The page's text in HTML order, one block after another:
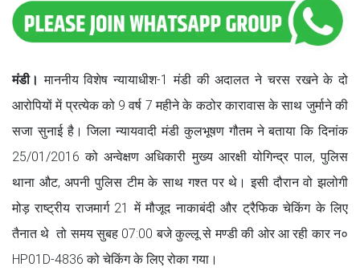
मंडी।माननीय विशेष न्यायाधीश-1 मंडी की अदालत ने चरस रखने के दो
आरोपियों में प्रत्येक को 9 वर्ष 7 महीने के कठोर कारावास के साथ जुर्माने की
सजा सुनाई है। जिला न्यायवादी मंडी कुलभूषण गौतम ने बताया कि दिनांक
25/01/2016 को अन्वेक्षण अधिकारी मुख्य आरक्षी योगिन्द्र पाल, पुलिस
थाना औट, अपनी पुलिस टीम के साथ गश्त पर थे। इसी दौरान वो झलोगी
मोड़ राष्ट्रीय राजमार्ग 21 में मौजूद नाकाबंदी और ट्रैफिक चेकिंग के लिए
तैनात थे तो समय सुबह 07:00 बजे कुल्लू से मण्डी की ओर आ रही कार न०
HP01D-4836 को चेकिंग के लिए रोका गया।